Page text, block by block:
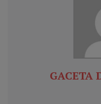
GACETA